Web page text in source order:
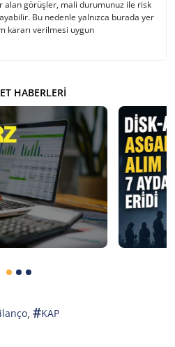
alan görüşler, mali durumunuz ile risk
Bu nedenle yalnızca burada yer
kararı verilmesi uygun
HABERLERI
, #KAP